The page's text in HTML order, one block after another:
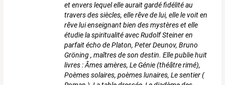
et envers lequel elle aurait gardé fidélité au
travers des siècles, elle rêve de lui, elle le voit en
rêve lui enseignant bien des mystères et elle
étudie la spiritualité avec Rudolf Steiner en
parfait écho de Platon, Peter Deunov, Bruno
Gröning , maîtres de son destin. Elle publie huit
livres : Âmes amères, Le Génie (théâtre rimé),
Poèmes solaires, poèmes lunaires, Le sentier (